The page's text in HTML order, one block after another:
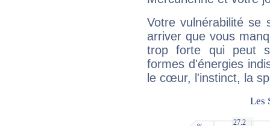
Votre vulnérabilité se
arriver que vous
trop forte qui peut
formes d'énergies
le cœur, l'instinct, la